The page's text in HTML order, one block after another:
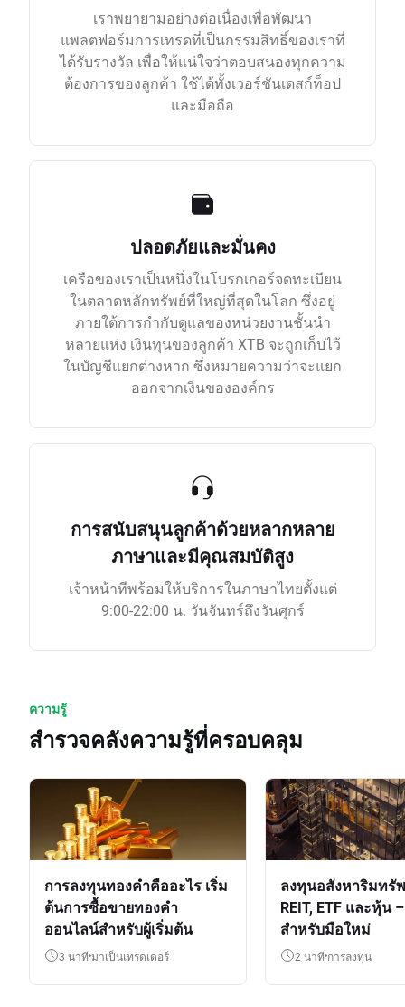
เราพยายามอย่างต่อเนื่องเพื่อพัฒนา
แพลตฟอร์มการเทรดที่เป็นกรรมสิทธิ์ของเราที่
ได้รับรางวัล เพื่อให้แน่ใจว่าตอบสนองทุกความ
ต้องการของลูกค้า ใช้ได้ทั้งเวอร์ชันเดสก์ท็อป
และมือถือ
ปลอดภัยและมั่นคง
เครือของเราเป็นหนึ่งในโบรกเกอร์จดทะเบียน
ในตลาดหลักทรัพย์ที่ใหญ่ที่สุดในโลก ซึ่งอยู่
ภายใต้การกำกับดูแลของหน่วยงานชั้นนำ
หลายแห่ง เงินทุนของลูกค้า XTB จะถูกเก็บไว้
ในบัญชีแยกต่างหาก ซึ่งหมายความว่าจะแยก
ออกจากเงินขององค์กร
การสนับสนุนลูกค้าด้วยหลากหลาย
ภาษาและมีคุณสมบัติสูง
เจ้าหน้าทีพร้อมให้บริการในภาษาไทยตั้งแต่
9:00-22:00 น. วันจันทร์ถึงวันศุกร์
ความรู้
สำรวจคลังความรู้ที่ครอบคลุม
การลงทุนทองคำคืออะไร เริ่ม
ต้นการซื้อขายทองคำ
ออนไลน์สำหรับผู้เริ่มต้น
3 นาที มาเป็นเทรดเดอร์
ลงทุนอสังหาริมทรั
REIT, ETF และหุ้น
สำหรับมือใหม่
2 นาที การลงทุน